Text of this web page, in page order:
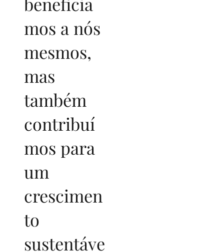
mos a nós
mesmos,
mas
também
contribuí
mos para
um
crescimen
to
sustentáve